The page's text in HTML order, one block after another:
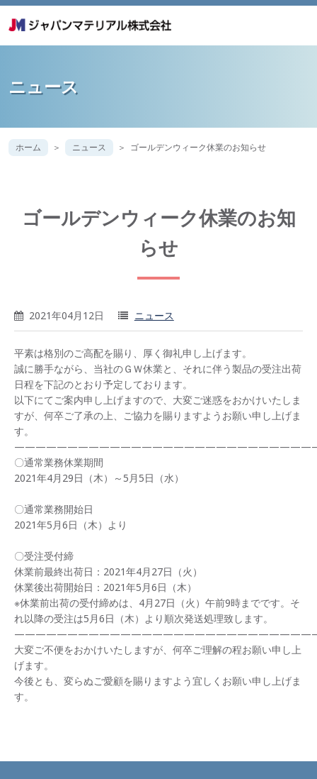
ニュース
ホーム ニュース ゴールデンウィーク休業のお知らせ
ゴールデンウィーク休業のお知
らせ
2021年04月12日 ニュース
平素は格別のご高配を賜り、厚く御礼申し上げます。
誠に勝手ながら、当社のＧＷ休業と、それに伴う製品の受注出荷
日程を下記のとおり予定しております。
以下にてご案内申し上げますので、大変ご迷惑をおかけいたしま
すが、何卒ご了承の上、ご協力を賜りますようお願い申し上げま
す。
〇通常業務休業期間
2021年4月29日（木）～5月5日（水）
〇通常業務開始日
2021年5月6日（木）より
〇受注受付締
休業前最終出荷日：2021年4月27日（火）
休業後出荷開始日：2021年5月6日（木）
※休業前出荷の受付締めは、4月27日（火）午前9時までです。そ
れ以降の受注は5月6日（木）より順次発送処理致します。
大変ご不便をおかけいたしますが、何卒ご理解の程お願い申し上
げます。
今後とも、変らぬご愛顧を賜りますよう宜しくお願い申し上げま
す。